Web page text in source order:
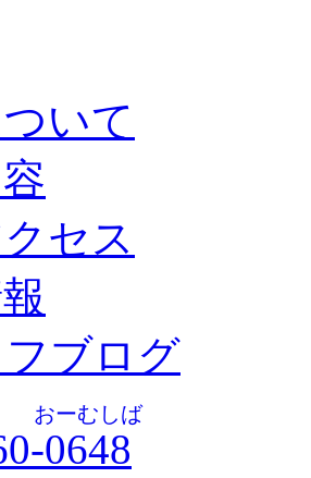
いて
セス
ブログ
0648
おーむしば